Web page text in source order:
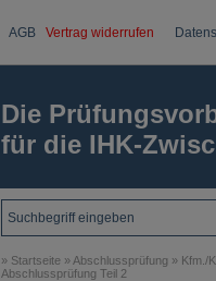
AGB Vertrag widerrufen
Die
für die IHK-
» Startseite » Abschlussprüfung » Kfm./
Abschlussprüfung Teil 2